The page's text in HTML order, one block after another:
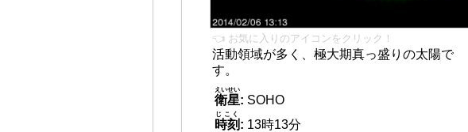
👈 お気に入りのアイコンをクリック！
活動領域が多く、極大期真っ盛りの太陽で
す。
衛星
えいせい
: SOHO
時刻
じこく
: 13時13分